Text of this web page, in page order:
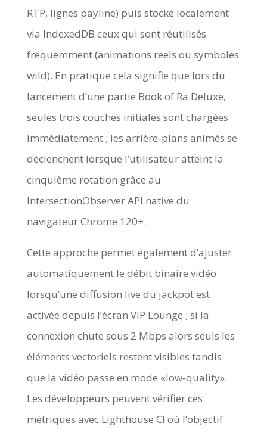
RTP, lignes payline) puis stocke localement
via IndexedDB ceux qui sont réutilisés
fréquemment (animations reels ou symboles
wild). En pratique cela signifie que lors du
lancement d’une partie Book of Ra Deluxe,
seules trois couches initiales sont chargées
immédiatement ; les arrière‑plans animés se
déclenchent lorsque l’utilisateur atteint la
cinquième rotation grâce au
IntersectionObserver API native du
navigateur Chrome 120+.
Cette approche permet également d’ajuster
automatiquement le débit binaire vidéo
lorsqu’une diffusion live du jackpot est
activée depuis l’écran VIP Lounge ; si la
connexion chute sous 2 Mbps alors seuls les
éléments vectoriels restent visibles tandis
que la vidéo passe en mode «low‑quality».
Les développeurs peuvent vérifier ces
métriques avec Lighthouse CI où l’objectif